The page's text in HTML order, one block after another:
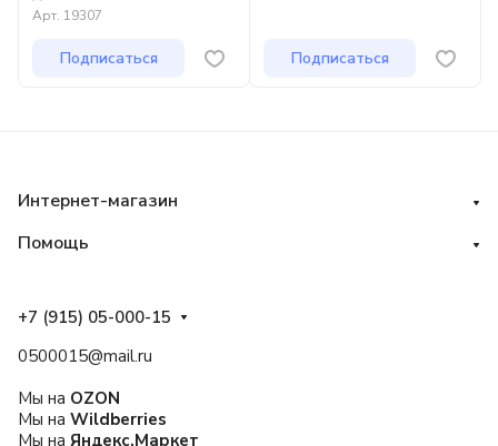
Арт. 19307
Подписаться Подписаться
Интернет-магазин
Помощь
+7 (915) 05-000-15
0500015@mail.ru
Мы на OZON
Мы на Wildberries
Мы на Яндекс.Маркет